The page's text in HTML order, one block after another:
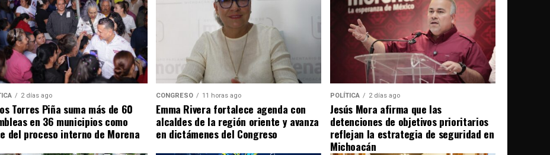
2 días ago
Torres Piña suma más de 60
en 36 municipios como
del proceso interno de Morena
CONGRESO 11 horas ago
Emma Rivera fortalece agenda con
alcaldes de la región oriente y avanza
en dictámenes del Congreso
POLÍTICA 2 días ago
Jesús Mora afirma que las
detenciones de objetivos prioritarios
reflejan la estrategia de seguridad en
Michoacán